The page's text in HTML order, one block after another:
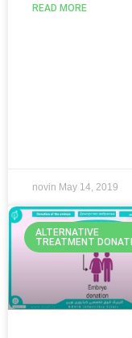
READ MORE
novin May 14, 2019
ALTERNATIVE
TREATMENT